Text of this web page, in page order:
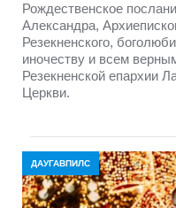
Рождественское
Александра,
Резекненского,
иночеству и всем
Резекненской епархии
Церкви.
ДАУГАВПИЛС